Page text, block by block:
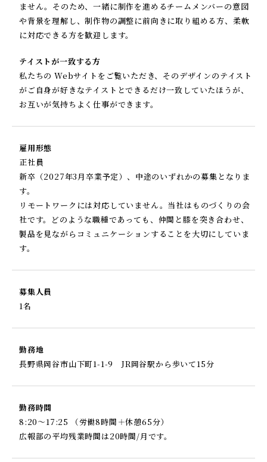
ません。そのため、一緒に制作を進めるチームメンバーの意図
や背景を理解し、制作物の調整に前向きに取り組める方、柔軟
に対応できる方を歓迎します。
テイストが一致する方
私たちの Webサイトをご覧いただき、そのデザインのテイスト
がご自身が好きなテイストとできるだけ一致していたほうが、
お互いが気持ちよく仕事ができます。
雇用形態
正社員
新卒（2027年3月卒業予定）、中途のいずれかの募集となりま
す。
リモートワークには対応していません。当社はものづくりの会
社です。どのような職種であっても、仲間と膝を突き合わせ、
製品を見ながらコミュニケーションすることを大切にしていま
す。
募集人員
1名
勤務地
長野県岡谷市山下町1-1-9 JR岡谷駅から歩いて15分
勤務時間
8:20～17:25 （労働8時間＋休憩65分）
広報部の平均残業時間は20時間/月です。